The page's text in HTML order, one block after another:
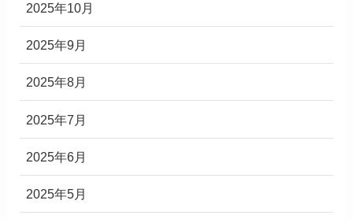
2025年10月
2025年9月
2025年8月
2025年7月
2025年6月
2025年5月